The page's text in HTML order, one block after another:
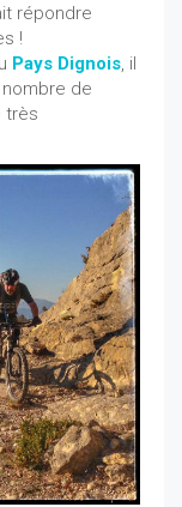
répondre
!
Pays Dignois, il
de
très